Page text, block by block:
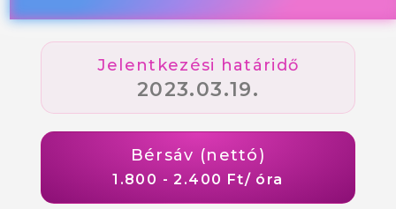
Jelentkezési határidő
2023.03.19.
Bérsáv (nettó)
1.800 - 2.400 Ft/ óra